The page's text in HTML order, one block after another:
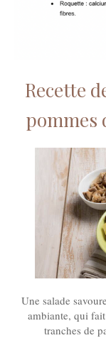
Recette
pommes
Une salade
ambiante, qui
tranches de